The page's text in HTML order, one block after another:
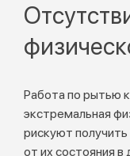
Работа по рытью
экстремальная
рискуют
от их состояния